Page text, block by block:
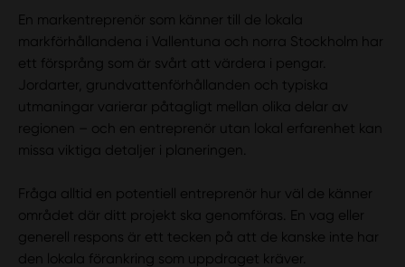
En markentreprenör som känner till de lokala
markförhållandena i Vallentuna och norra Stockholm har
ett försprång som är svårt att värdera i pengar.
Jordarter, grundvattenförhållanden och typiska
utmaningar varierar påtagligt mellan olika delar av
regionen – och en entreprenör utan lokal erfarenhet kan
missa viktiga detaljer i planeringen.
Fråga alltid en potentiell entreprenör hur väl de känner
området där ditt projekt ska genomföras. En vag eller
generell respons är ett tecken på att de kanske inte har
den lokala förankring som uppdraget kräver.